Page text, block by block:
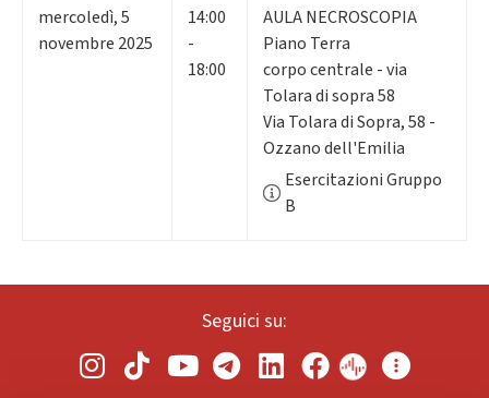
mercoledì,5
novembre 2025
14:00
-
18:00
AULA NECROSCOPIA
Piano Terra
corpo centrale - via
Tolara di sopra 58
Via Tolara di Sopra, 58 -
Ozzano dell'Emilia
Esercitazioni Gruppo
B
Seguici su: